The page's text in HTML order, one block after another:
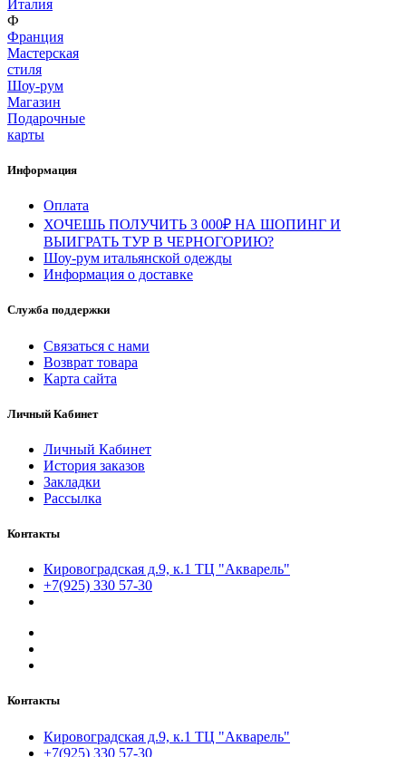
Италия
Ф
Франция
Мастерская
стиля
Шоу-рум
Магазин
Подарочные
карты
Информация
Оплата
ХОЧЕШЬ ПОЛУЧИТЬ 3 000₽ НА ШОПИНГ И
ВЫИГРАТЬ ТУР В ЧЕРНОГОРИЮ?
Шоу-рум итальянской одежды
Информация о доставке
Служба поддержки
Связаться с нами
Возврат товара
Карта сайта
Личный Кабинет
Личный Кабинет
История заказов
Закладки
Рассылка
Контакты
Кировоградская д.9, к.1 ТЦ "Акварель"
+7(925) 330 57-30
Контакты
Кировоградская д.9, к.1 ТЦ "Акварель"
+7(925) 330 57-30